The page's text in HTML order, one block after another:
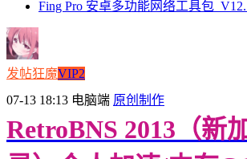
Fing Pro 安卓多功能网络工具包
发帖狂魔VIP2
07-13 18:13 电脑端 原创制作
RetroBNS 2013（新